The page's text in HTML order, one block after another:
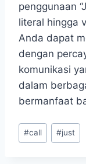
penggunaan
literal hingga
Anda dapat
dengan
komunikasi
dalam
bermanfaat
Post
Tags:
#call #just